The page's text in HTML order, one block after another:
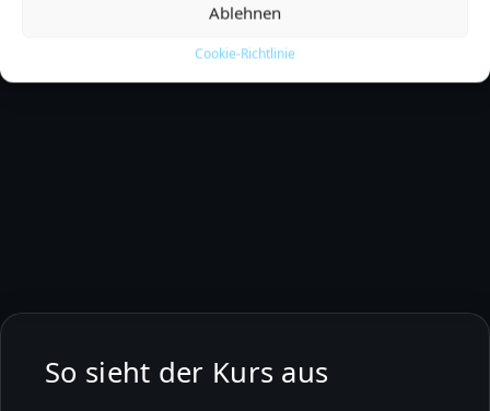
Ablehnen
Cookie-Richtlinie
So sieht der Kurs aus